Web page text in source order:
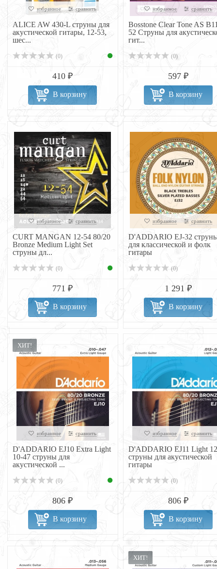
избранное сравнить
ALICE AW 430-L струны для
акустической гитары, 12-53,
шес...
(0)
410 ₽
В корзину
избранное сравнить
Bosstone Clear Tone AS
52 Струны для
гит...
(0)
597 ₽
В корзину
избранное сравнить
CURT MANGAN 12-54 80/20
Bronze Medium Light Set
струны дл...
(0)
771 ₽
В корзину
избранное сравнить
D'ADDARIO EJ-32
для классической и фолк
гитары
(0)
1 291 ₽
В корзину
ХИТ!
избранное сравнить
D'ADDARIO EJ10 Extra Light
10-47 струны для
акустической ...
(0)
806 ₽
В корзину
избранное сравнить
D'ADDARIO EJ11 Light
струны для акустической
гитары
(0)
806 ₽
В корзину
ХИТ!